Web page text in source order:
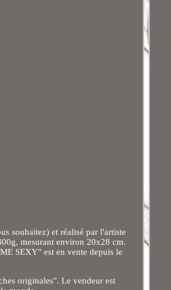
souhaitez) et réalisé par l'artiste
mesurant environ 20x28 cm.
SEXY" est en vente depuis le
originales". Le vendeur est